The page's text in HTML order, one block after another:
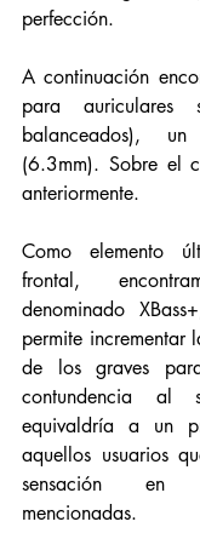
perfección.
A continuación
para auriculares
balanceados),
(6.3mm). Sobre el
anteriormente.
Como elemento
frontal,
denominado
permite incrementar
de los graves
contundencia al
equivaldría a un
aquellos usuarios
sensación en
mencionadas.